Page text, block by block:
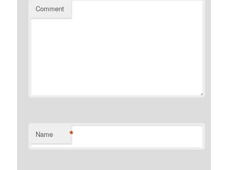
Comment
Name *